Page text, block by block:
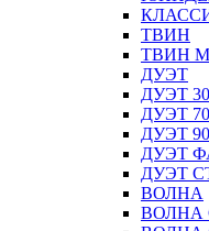
ТВИН
ТВИН
ДУЭТ
ДУЭТ 30
ДУЭТ 70
ДУЭТ 90
ДУЭТ
ДУЭТ
ВОЛНА
ВОЛНА